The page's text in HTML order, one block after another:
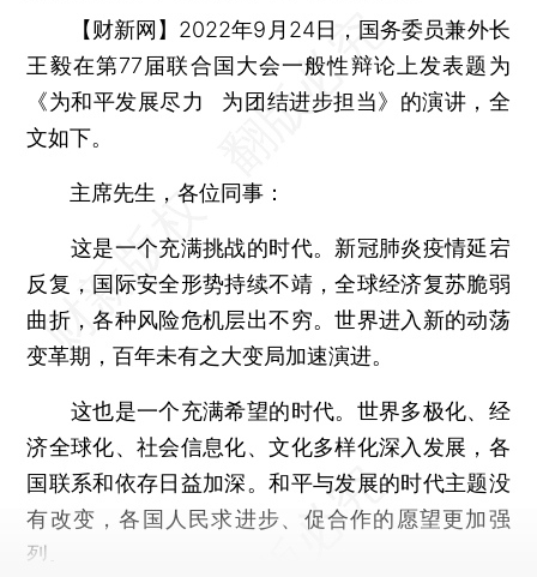
【财新网】 2022年9月24日，国务委员兼外长
王毅在第77届联合国大会一般性辩论上发表题为
《为和平发展尽力 为团结进步担当》的演讲，全
文如下。
主席先生，各位同事：
这是一个充满挑战的时代。新冠肺炎疫情延宕
反复，国际安全形势持续不靖，全球经济复苏脆弱
曲折，各种风险危机层出不穷。世界进入新的动荡
变革期，百年未有之大变局加速演进。
这也是一个充满希望的时代。世界多极化、经
济全球化、社会信息化、文化多样化深入发展，各
国联系和依存日益加深。和平与发展的时代主题没
有改变，各国人民求进步、促合作的愿望更加强
烈。